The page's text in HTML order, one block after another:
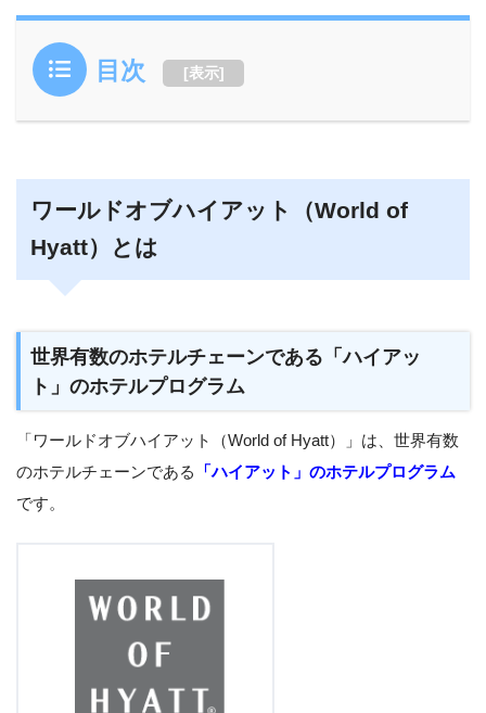
目次 [表示]
ワールドオブハイアット（World of
Hyatt）とは
世界有数のホテルチェーンである「ハイアッ
ト」のホテルプログラム
「ワールドオブハイアット（World of Hyatt）」は、世界有数
のホテルチェーンである
「ハイアット」のホテルプログラム
です。